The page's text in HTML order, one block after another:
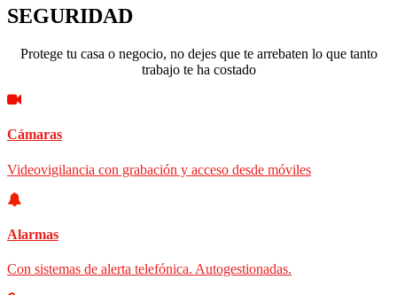
SEGURIDAD
Protege tu casa o negocio, no dejes que te arrebaten lo que tanto
trabajo te ha costado
Cámaras
Videovigilancia con grabación y acceso desde móviles
Alarmas
Con sistemas de alerta telefónica. Autogestionadas.